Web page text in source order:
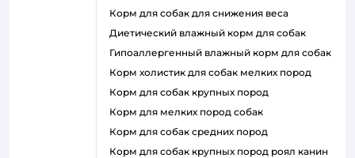
корм для собак для снижения веса
диетический влажный корм для собак
гипоаллергенный влажный корм для собак
корм холистик для собак мелких пород
корм для собак крупных пород
корм для мелких пород собак
корм для собак средних пород
корм для собак крупных пород роял канин